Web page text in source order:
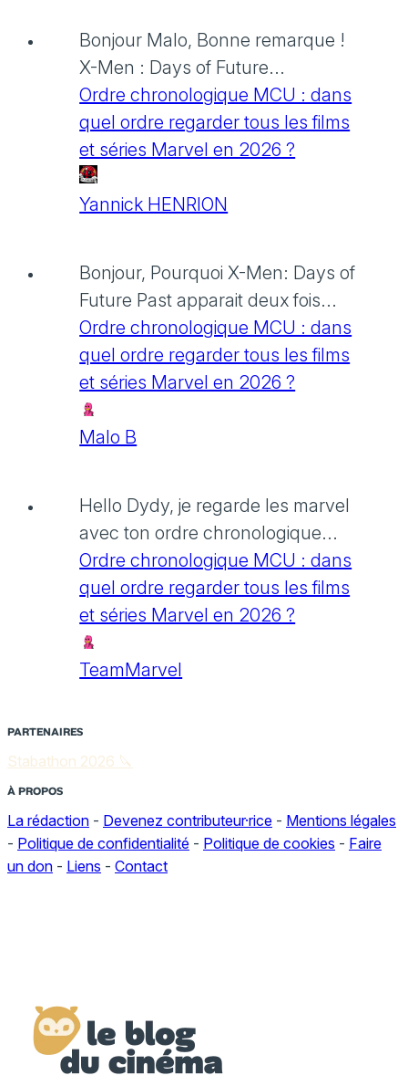
Bonjour Malo, Bonne remarque !
X-Men : Days of Future...
Ordre chronologique MCU : dans
quel ordre regarder tous les films
et séries Marvel en 2026 ?
Yannick HENRION
Bonjour, Pourquoi X-Men: Days of
Future Past apparait deux fois...
Ordre chronologique MCU : dans
quel ordre regarder tous les films
et séries Marvel en 2026 ?
Malo B
Hello Dydy, je regarde les marvel
avec ton ordre chronologique...
Ordre chronologique MCU : dans
quel ordre regarder tous les films
et séries Marvel en 2026 ?
TeamMarvel
PARTENAIRES
Stabathon 2026 🔪
À PROPOS
La rédaction - Devenez contributeur·rice - Mentions légales
- Politique de confidentialité - Politique de cookies - Faire
un don - Liens - Contact